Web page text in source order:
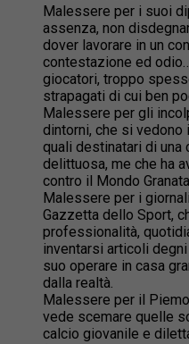
Malessere per i suoi
assenza, non
dover lavorare in un
contestazione ed
giocatori, troppo
strapagati di cui ben
Malessere per gli
dintorni, che si vedono
quali destinatari di
delittuosa, me che ha
contro il Mondo
Malessere per i
Gazzetta dello Sport,
professionalità,
inventarsi articoli
suo operare in casa
dalla realtà.
Malessere per il
vede scemare quelle
calcio giovanile e